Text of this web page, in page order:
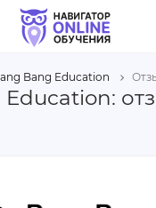
Bang Education